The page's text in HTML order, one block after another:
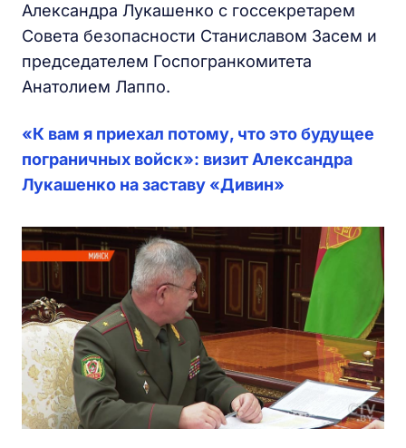
Александра Лукашенко с госсекретарем
Совета безопасности Станиславом Засем и
председателем Госпогранкомитета
Анатолием Лаппо.
«К вам я приехал потому, что это будущее
пограничных войск»: визит Александра
Лукашенко на заставу «Дивин»